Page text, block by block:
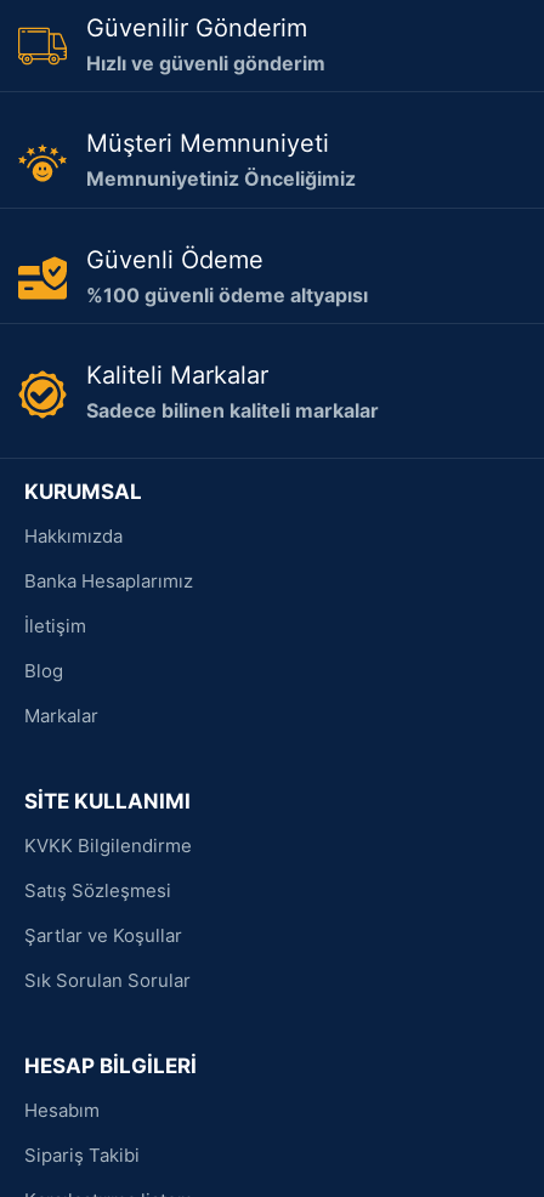
Güvenilir Gönderim
Hızlı ve güvenli gönderim
Müşteri Memnuniyeti
Memnuniyetiniz Önceliğimiz
Güvenli Ödeme
%100 güvenli ödeme altyapısı
Kaliteli Markalar
Sadece bilinen kaliteli markalar
KURUMSAL
Hakkımızda
Banka Hesaplarımız
İletişim
Blog
Markalar
SİTE KULLANIMI
KVKK Bilgilendirme
Satış Sözleşmesi
Şartlar ve Koşullar
Sık Sorulan Sorular
HESAP BİLGİLERİ
Hesabım
Sipariş Takibi